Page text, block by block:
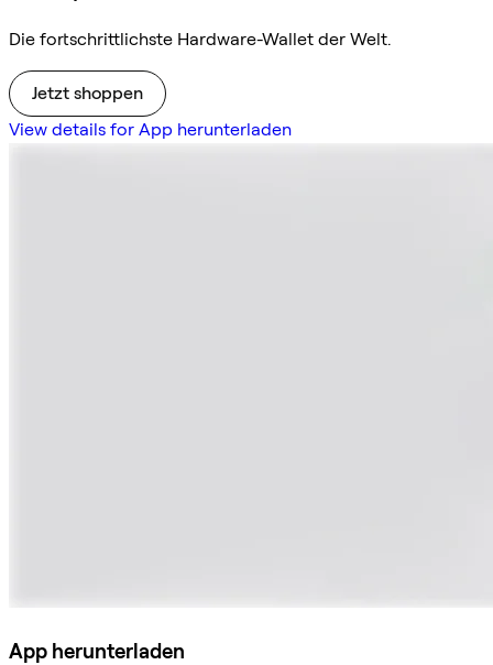
Die fortschrittlichste Hardware-Wallet der Welt.
Jetzt shoppen
View details for App herunterladen
App herunterladen